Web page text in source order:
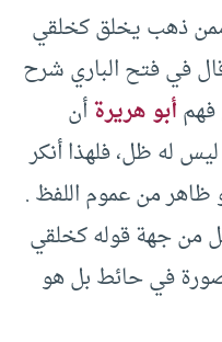
ذهب يخلق كخلقي
في فتح الباري شرح
أبو هريرةأن
له ظل، فلهذا أنكر
من عموم اللفظ .‏
من جهة قوله كخلقي
في حائط بل هو